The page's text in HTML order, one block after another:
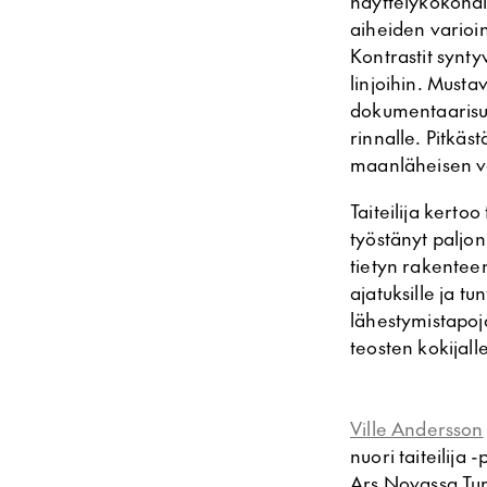
aiheiden
Kontrastit
linjoihin.
rinnalle.
maanläheisen
Taiteilija
työstänyt
tietyn
ajatuksille ja
teosten
Ville Andersson
nuori taiteilija -